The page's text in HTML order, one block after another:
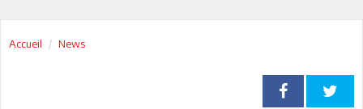
Accueil News